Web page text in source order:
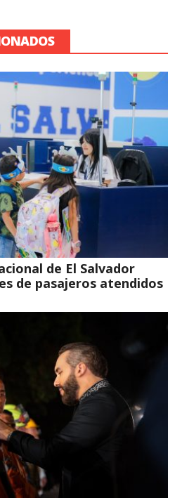
de El Salvador
de pasajeros atendidos